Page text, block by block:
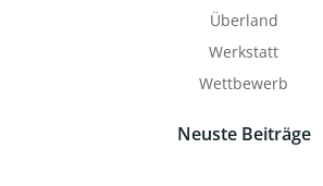
Überland
Werkstatt
Wettbewerb
Neuste Beiträge